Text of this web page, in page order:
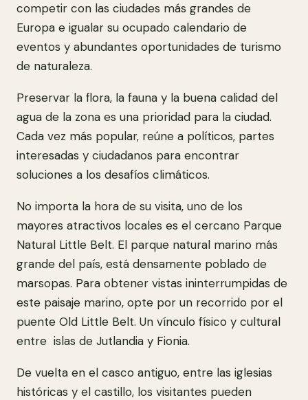
competir con las ciudades más grandes de
Europa e igualar su ocupado calendario de
eventos y abundantes oportunidades de turismo
de naturaleza.
Preservar la flora, la fauna y la buena calidad del
agua de la zona es una prioridad para la ciudad.
Cada vez más popular, reúne a políticos, partes
interesadas y ciudadanos para encontrar
soluciones a los desafíos climáticos.
No importa la hora de su visita, uno de los
mayores atractivos locales es el cercano Parque
Natural Little Belt. El parque natural marino más
grande del país, está densamente poblado de
marsopas. Para obtener vistas ininterrumpidas de
este paisaje marino, opte por un recorrido por el
puente Old Little Belt. Un vínculo físico y cultural
entre islas de Jutlandia y Fionia.
De vuelta en el casco antiguo, entre las iglesias
históricas y el castillo, los visitantes pueden